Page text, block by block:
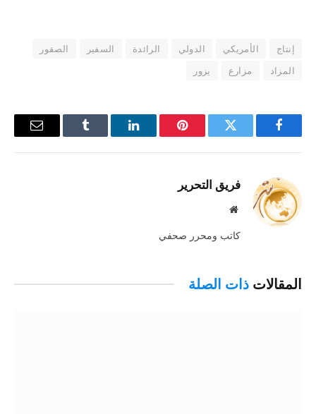
إنتاج الأمريكي الدولي الرائدة السفير
الصقور
المزاد
مزارع يزور
فيسبوك تويتر بينتيريستلينكدإن Tumblr
البريد
فريق التحرير
موقع
كاتب ومحرر صحفي
المقالات ذات الصلة